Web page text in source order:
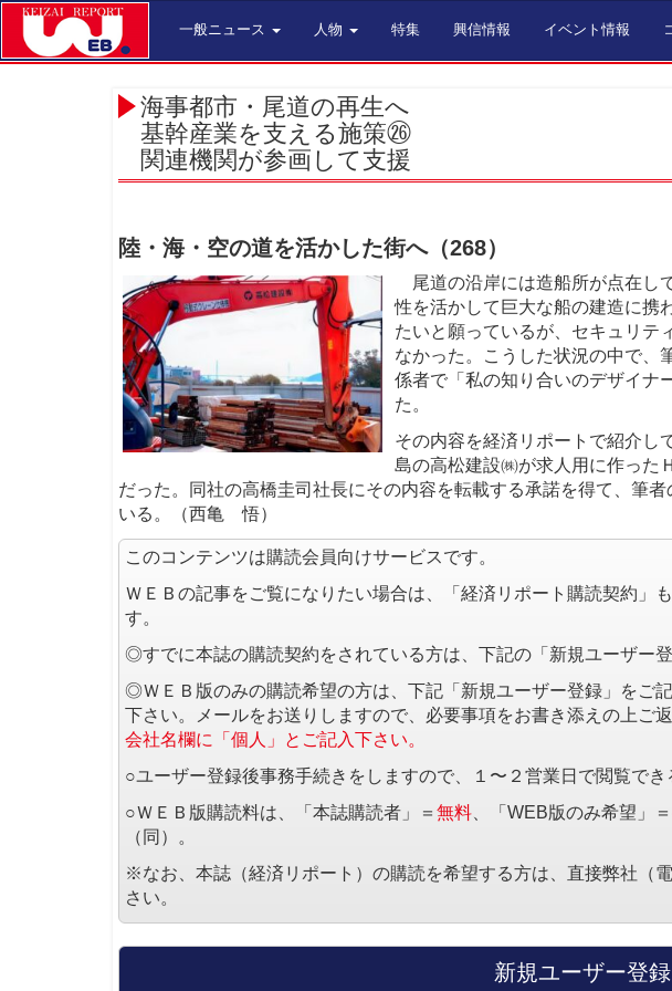
一般ニュース 人物 特集 興信情報 イベント情報
海事都市・尾道の再生へ
基幹産業を支える施策㉖
関連機関が参画して支援
陸・海・空の道を活かした街へ（268）
尾道の沿岸には造船所が点在し
性を活かして巨大な船の建造に携
たいと願っているが、セキュリテ
なかった。こうした状況の中で、
係者で「私の知り合いのデザイナ
た。
その内容を経済リポートで紹介し
島の高松建設㈱が求人用に作った
だった。同社の高橋圭司社長にその内容を転載する承諾を得て、筆
いる。（西亀 悟）
このコンテンツは購読会員向けサービスです。
ＷＥＢの記事をご覧になりたい場合は、「経済リポート購読契約」
す。
◎すでに本誌の購読契約をされている方は、下記の「新規ユーザー登
◎ＷＥＢ版のみの購読希望の方は、下記「新規ユーザー登録」をご記
下さい。メールをお送りしますので、必要事項をお書き添えの上ご返
会社名欄に「個人」とご記入下さい。
○ユーザー登録後事務手続きをしますので、１〜２営業日で閲覧でき
○ＷＥＢ版購読料は、「本誌購読者」＝ 無料 、「WEB版のみ希望」＝
（同）。
※なお、本誌（経済リポート）の購読を希望する方は、直接弊社（電
さい。
新規ユーザー登録